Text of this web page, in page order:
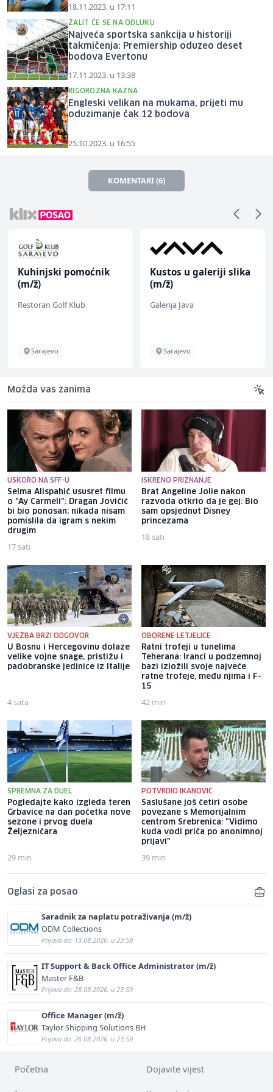
18.11.2023. u 17:11
ŽALIT ĆE SE NA ODLUKU
Najveća sportska sankcija u historiji
takmičenja: Premiership oduzeo deset
bodova Evertonu
17.11.2023. u 13:38
RIGOROZNA KAZNA
Engleski velikan na mukama, prijeti mu
oduzimanje čak 12 bodova
25.10.2023. u 16:55
KOMENTARI (6)
Kuhinjski pomoćnik
(m/ž)
Restoran Golf Klub
Sarajevo
Kustos u galeriji slika
(m/ž)
Galerija Java
Sarajevo
Možda vas zanima
USKORO NA SFF-U
Selma Alispahić ususret filmu
o "Ay Carmeli": Dragan Jovičić
bi bio ponosan; nikada nisam
pomislila da igram s nekim
drugim
17 sati
ISKRENO PRIZNANJE
Brat Angeline Jolie nakon
razvoda otkrio da je gej: Bio
sam opsjednut Disney
princezama
18 sati
VJEŽBA BRZI ODGOVOR
U Bosnu i Hercegovinu dolaze
velike vojne snage, pristižu i
padobranske jedinice iz Italije
4 sata
OBORENE LETJELICE
Ratni trofeji u tunelima
Teherana: Iranci u podzemnoj
bazi izložili svoje najveće
ratne trofeje, među njima i F-
15
42 min
SPREMNA ZA DUEL
Pogledajte kako izgleda teren
Grbavice na dan početka nove
sezone i prvog duela
Željezničara
29 min
POTVRDIO IKANOVIĆ
Saslušane još četiri osobe
povezane s Memorijalnim
centrom Srebrenica: "Vidimo
kuda vodi priča po anonimnoj
prijavi"
39 min
Oglasi za posao
Saradnik za naplatu potraživanja (m/ž)
ODM Collections
Prijava do: 13.08.2026. u 23:59
IT Support & Back Office Administrator (m/ž)
Master F&B
Prijava do: 28.08.2026. u 23:59
Office Manager (m/ž)
Taylor Shipping Solutions BH
Prijava do: 26.08.2026. u 23:59
Početna Dojavite vijest